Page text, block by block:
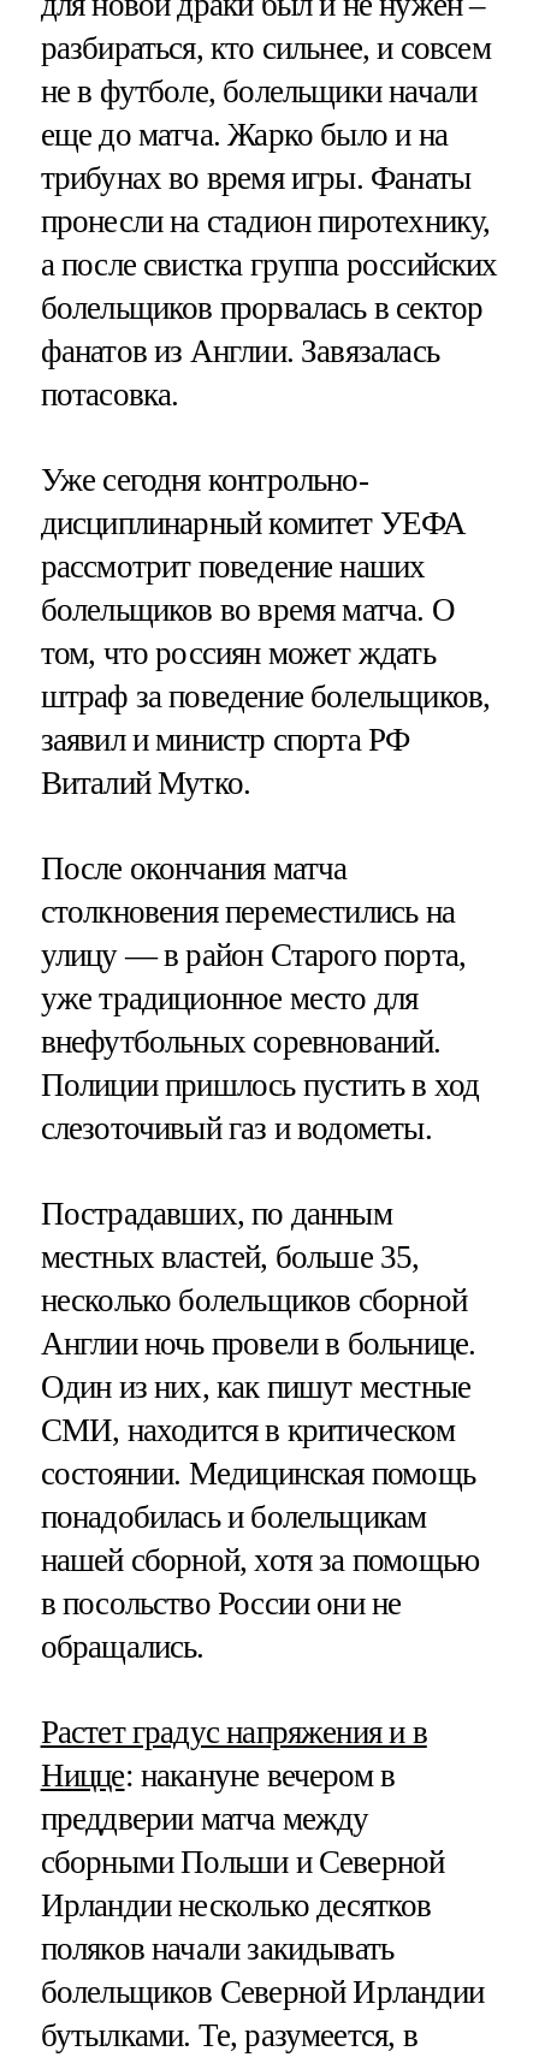
разбираться, кто сильнее, и совсем
не в футболе, болельщики начали
еще до матча. Жарко было и на
трибунах во время игры. Фанаты
пронесли на стадион пиротехнику,
а после свистка группа российских
болельщиков прорвалась в сектор
фанатов из Англии. Завязалась
потасовка.
Уже сегодня контрольно-
дисциплинарный комитет УЕФА
рассмотрит поведение наших
болельщиков во время матча. О
том, что россиян может ждать
штраф за поведение болельщиков,
заявил и министр спорта РФ
Виталий Мутко.
После окончания матча
столкновения переместились на
улицу — в район Старого порта,
уже традиционное место для
внефутбольных соревнований.
Полиции пришлось пустить в ход
слезоточивый газ и водометы.
Пострадавших, по данным
местных властей, больше 35,
несколько болельщиков сборной
Англии ночь провели в больнице.
Один из них, как пишут местные
СМИ, находится в критическом
состоянии. Медицинская помощь
понадобилась и болельщикам
нашей сборной, хотя за помощью
в посольство России они не
обращались.
Растет градус напряжения и в
Ницце: накануне вечером в
преддверии матча между
сборными Польши и Северной
Ирландии несколько десятков
поляков начали закидывать
болельщиков Северной Ирландии
бутылками. Те, разумеется, в